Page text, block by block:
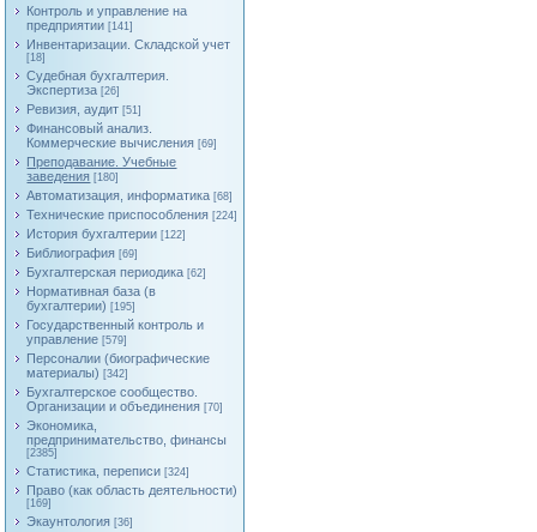
Контроль и управление на
предприятии [141]
Инвентаризации. Складской учет
[18]
Судебная бухгалтерия.
Экспертиза [26]
Ревизия, аудит [51]
Финансовый анализ.
Коммерческие вычисления [69]
Преподавание. Учебные
заведения [180]
Автоматизация, информатика [68]
Технические приспособления [224]
История бухгалтерии [122]
Библиография [69]
Бухгалтерская периодика [62]
Нормативная база (в
бухгалтерии) [195]
Государственный контроль и
управление [579]
Персоналии (биографические
материалы) [342]
Бухгалтерское сообщество.
Организации и объединения [70]
Экономика,
предпринимательство, финансы
[2385]
Статистика, переписи [324]
Право (как область деятельности)
[169]
Экаунтология [36]